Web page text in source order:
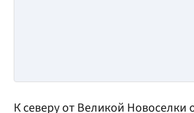
К северу от Великой Новоселки